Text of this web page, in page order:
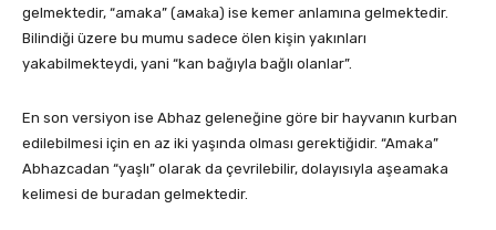
gelmektedir, “amaka” (амаҟа) ise kemer anlamına gelmektedir.
Bilindiği üzere bu mumu sadece ölen kişin yakınları
yakabilmekteydi, yani “kan bağıyla bağlı olanlar”.
En son versiyon ise Abhaz geleneğine göre bir hayvanın kurban
edilebilmesi için en az iki yaşında olması gerektiğidir. “Amaka”
Abhazcadan “yaşlı” olarak da çevrilebilir, dolayısıyla aşeamaka
kelimesi de buradan gelmektedir.